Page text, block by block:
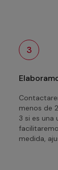
3
menos de
3 si es una
medida,